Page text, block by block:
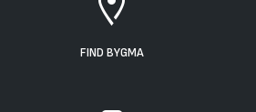
FIND BYGMA